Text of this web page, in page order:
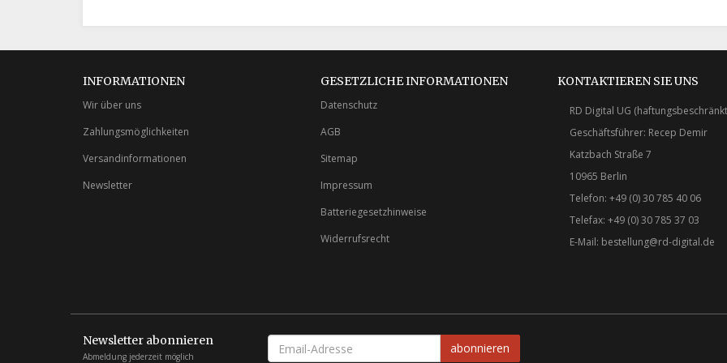
INFORMATIONEN
Wir über uns
Zahlungsmöglichkeiten
Versandinformationen
Newsletter
GESETZLICHE INFORMATIONEN
Datenschutz
AGB
Sitemap
Impressum
Batteriegesetzhinweise
Widerrufsrecht
KONTAKTIEREN SIE UNS
RD Digital UG
Geschäftsführer: Recep Demir
Katzbach Straße 7
10965 Berlin
Telefon: +49 (0) 30 785 40 06
Telefax: +49 (0) 30 785 37 03
E-Mail: bestellung@rd-digital.de
Newsletter abonnieren
Abmeldung jederzeit möglich
EMAIL-
ADRESSE
abonnieren